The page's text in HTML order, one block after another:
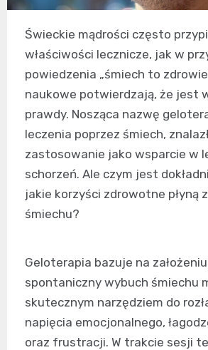
Świeckie mądrości często
właściwości lecznicze, jak w
powiedzenia „śmiech to
naukowe potwierdzają, że jest
prawdy. Nosząca nazwę
leczenia poprzez śmiech,
zastosowanie jako wsparcie w
schorzeń. Ale czym jest
jakie korzyści zdrowotne płyną
śmiechu?
Geloterapia bazuje na
spontaniczny wybuch śmiechu
skutecznym narzędziem do
napięcia emocjonalnego,
oraz frustracji. W trakcie sesji